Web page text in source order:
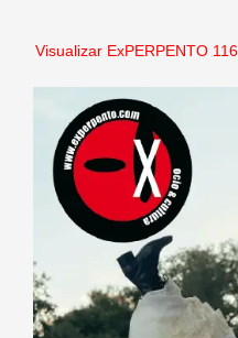
Visualizar ExPERPENTO 116